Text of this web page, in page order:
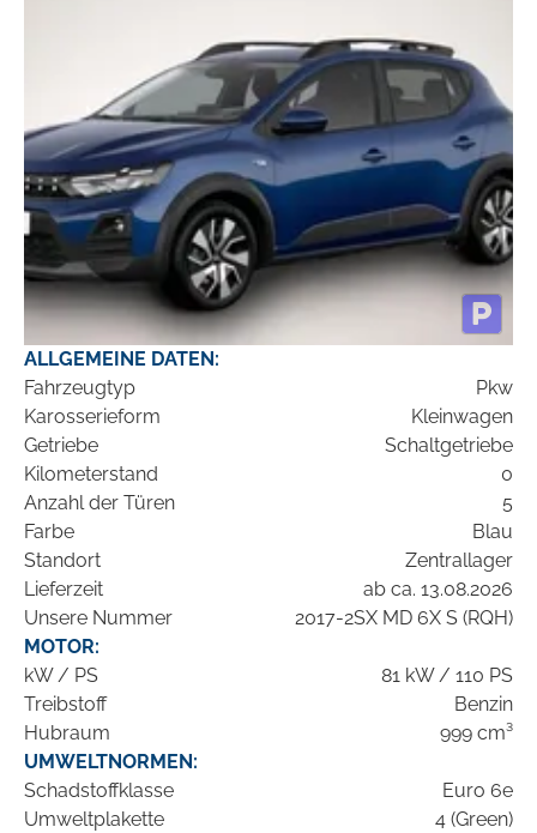
ALLGEMEINE DATEN:
Fahrzeugtyp
Pkw
Karosserieform
Kleinwagen
Getriebe
Schaltgetriebe
Kilometerstand
0
Anzahl der Türen
5
Farbe
Blau
Standort
Zentrallager
Lieferzeit
ab ca. 13.08.2026
Unsere Nummer
2017-2SX MD 6X S (RQH)
MOTOR:
kW / PS
81 kW / 110 PS
Treibstoff
Benzin
Hubraum
999 cm³
UMWELTNORMEN:
Schadstoffklasse
Euro 6e
Umweltplakette
4 (Green)